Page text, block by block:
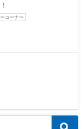
コーナー